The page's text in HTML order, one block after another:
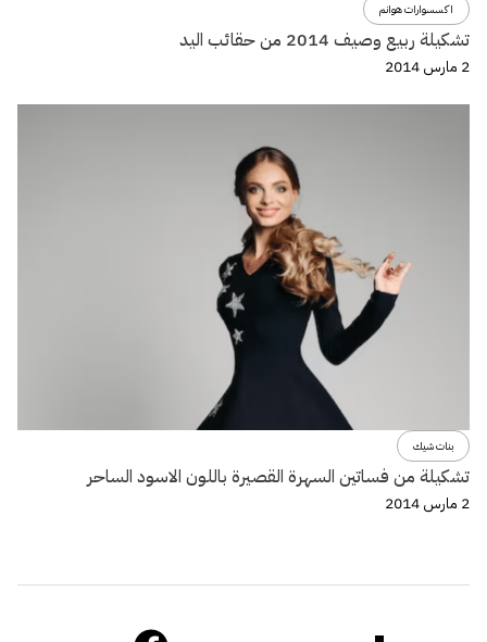
اكسسوارات هوانم
تشكيلة ربيع وصيف 2014 من حقائب اليد
2 مارس 2014
بنات شيك
تشكيلة من فساتين السهرة القصيرة باللون الاسود الساحر
2 مارس 2014